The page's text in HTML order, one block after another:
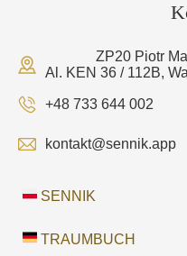
ZP20 Piotr
Al. KEN 36 / 112B,
+48 733 644 002
kontakt@sennik.app
SENNIK
TRAUMBUCH